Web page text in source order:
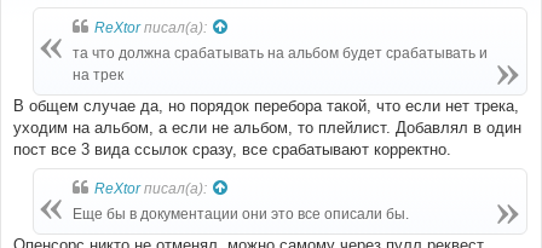
е
ReXtorписал(а):
та что должна срабатывать на альбом будет срабатывать и
на трек
В общем случае да, но порядок перебора такой, что если нет трека,
уходим на альбом, а если не альбом, то плейлист. Добавлял в один
пост все 3 вида ссылок сразу, все срабатывают корректно.
ReXtorписал(а):
Еще бы в документации они это все описали бы.